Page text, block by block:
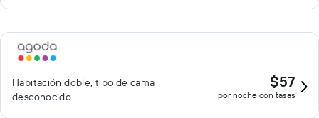
Habitación doble, tipo de cama
desconocido
$57
por noche con tasas